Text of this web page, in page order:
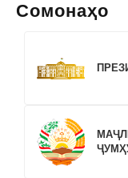
Сомонаҳо